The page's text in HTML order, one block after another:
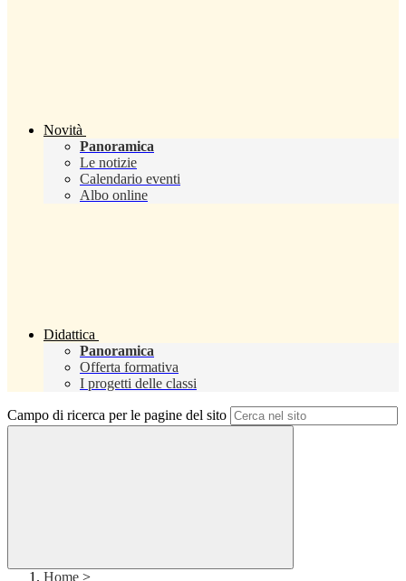
Novità
Panoramica
Le notizie
Calendario eventi
Albo online
Didattica
Panoramica
Offerta formativa
I progetti delle classi
Campo di ricerca per le pagine del sito
Home >